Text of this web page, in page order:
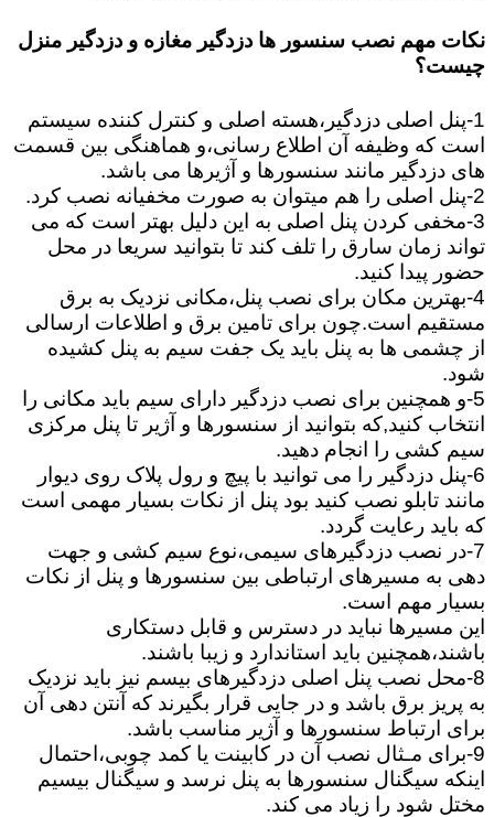
نکات مهم نصب سنسور ها دزدگیر مغازه و دزدگیر منزل
چیست؟
1-پنل اصلی دزدگیر،هسته اصلی و کنترل کننده سیستم
است که وظیفه آن اطلاع رسانی،و هماهنگی بین قسمت
های دزدگیر مانند سنسورها و آژیرها می باشد.
2-پنل اصلی را هم میتوان به صورت مخفیانه نصب کرد.
3-مخفی کردن پنل اصلی به این دلیل بهتر است که می
تواند زمان سارق را تلف کند تا بتوانید سریعا در محل
حضور پیدا کنید.
4-بهترین مکان برای نصب پنل،مکانی نزدیک به برق
مستقیم است.چون برای تامین برق و اطلاعات ارسالی
از چشمی ها به پنل باید یک جفت سیم به پنل کشیده
شود.
5-و همچنین برای نصب دزدگیر دارای سیم باید مکانی را
انتخاب کنید,که بتوانید از سنسورها و آژیر تا پنل مرکزی
سیم کشی را انجام دهید.
6-پنل دزدگیر را می توانید با پیچ و رول پلاک روی دیوار
مانند تابلو نصب کنید بود پنل از نکات بسیار مهمی است
که باید رعایت گردد.
7-در نصب دزدگیرهای سیمی،نوع سیم کشی و جهت
دهی به مسیرهای ارتباطی بین سنسورها و پنل از نکات
بسیار مهم است.
این مسیرها نباید در دسترس و قابل دستکاری
باشند،همچنین باید استاندارد و زیبا باشند.
8-محل نصب پنل اصلی دزدگیرهای بیسم نیز باید نزدیک
به پریز برق باشد و در جایی قرار بگیرند که آنتن دهی آن
برای ارتباط سنسورها و آژیر مناسب باشد.
9-برای مـثال نصب آن در کابینت یا کمد چوبی،احتمال
اینکه سیگنال سنسورها به پنل نرسد و سیگنال بیسیم
مختل شود را زیاد می کند.